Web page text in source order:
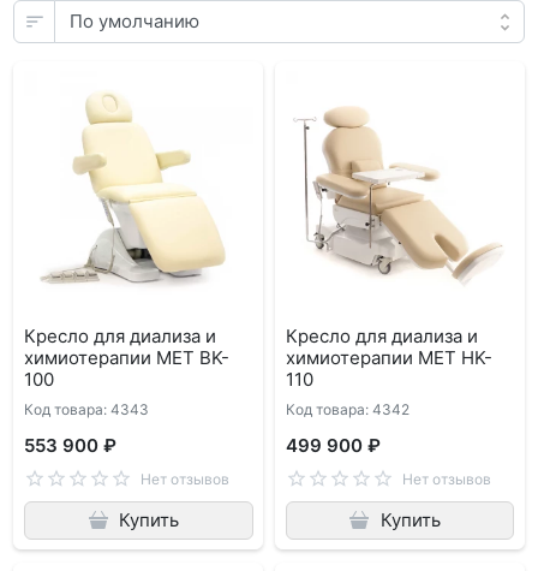
Кресло для диализа и
химиотерапии MET BK-
100
Код товара: 4343
553 900 ₽
Нет отзывов
Купить
Кресло для диализа и
химиотерапии MET HK-
110
Код товара: 4342
499 900 ₽
Нет отзывов
Купить